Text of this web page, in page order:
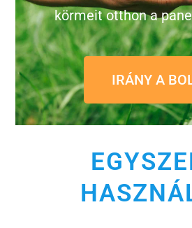
körmeit otthon a
IRÁNY A